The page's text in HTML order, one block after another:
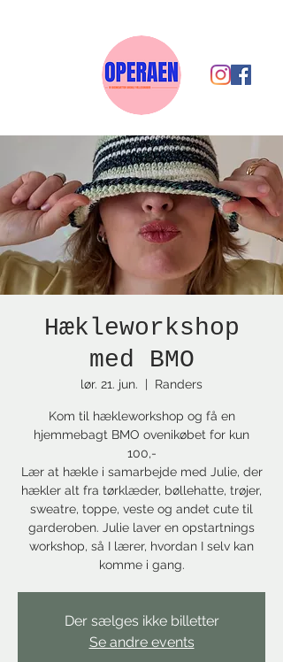
Hækleworkshop
med BMO
lør. 21. jun.
  |
Randers
Kom til hækleworkshop og få en
hjemmebagt BMO ovenikøbet for kun
100,-
Lær at hækle i samarbejde med Julie, der
hækler alt fra tørklæder, bøllehatte, trøjer,
sweatre, toppe, veste og andet cute til
garderoben. Julie laver en opstartnings
workshop, så I lærer, hvordan I selv kan
komme i gang.
Der sælges ikke billetter
Se andre events